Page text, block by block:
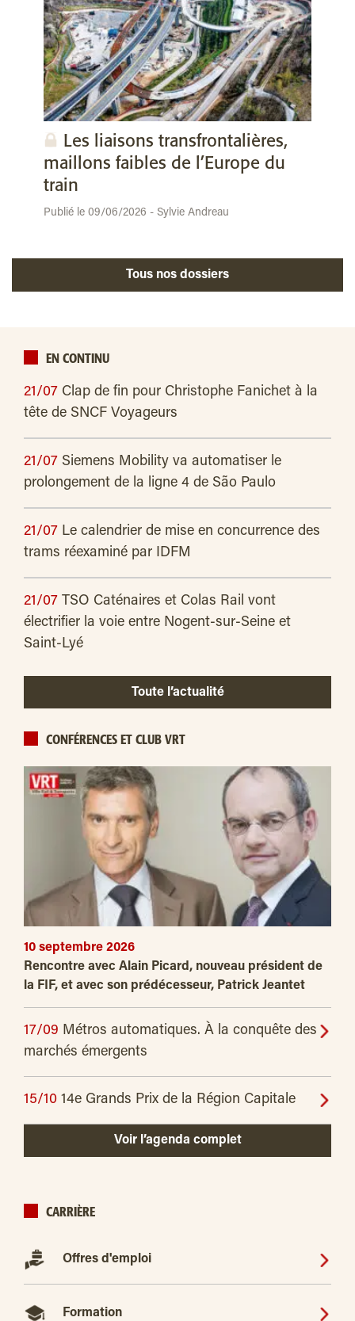
Les liaisons transfrontalières,
maillons faibles de l’Europe du
train
Publié le 09/06/2026 - Sylvie Andreau
Tous nos dossiers
EN CONTINU
21/07 Clap de fin pour Christophe Fanichet à la
tête de SNCF Voyageurs
21/07 Siemens Mobility va automatiser le
prolongement de la ligne 4 de São Paulo
21/07 Le calendrier de mise en concurrence des
trams réexaminé par IDFM
21/07 TSO Caténaires et Colas Rail vont
électrifier la voie entre Nogent-sur-Seine et
Saint-Lyé
Toute l’actualité
CONFÉRENCES ET CLUB VRT
10 septembre 2026
Rencontre avec Alain Picard, nouveau président de
la FIF, et avec son prédécesseur, Patrick Jeantet
17/09 Métros automatiques. À la conquête des
marchés émergents
15/10 14e Grands Prix de la Région Capitale
Voir l’agenda complet
CARRIÈRE
Offres d'emploi
Formation